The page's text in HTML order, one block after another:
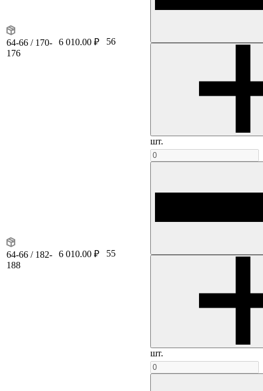
64-66 / 170-
176
6 010.00 ₽ 56
шт.
64-66 / 182-
188
6 010.00 ₽ 55
шт.